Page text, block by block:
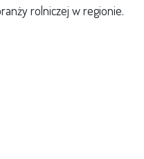
rolniczej w regionie.